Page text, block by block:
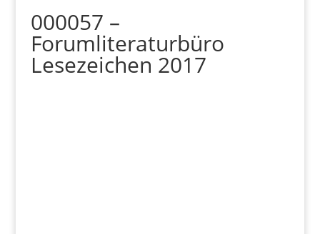
000057 –
Forumliteraturbüro
Lesezeichen 2017